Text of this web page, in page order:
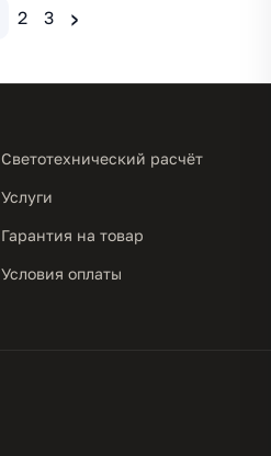
2 3 ›
Светотехнический расчёт
Услуги
Гарантия на товар
Условия оплаты